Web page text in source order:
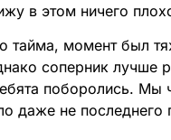
в этом ничего
тайма, момент был
соперник лучше
поборолись. Мы
даже не последнего